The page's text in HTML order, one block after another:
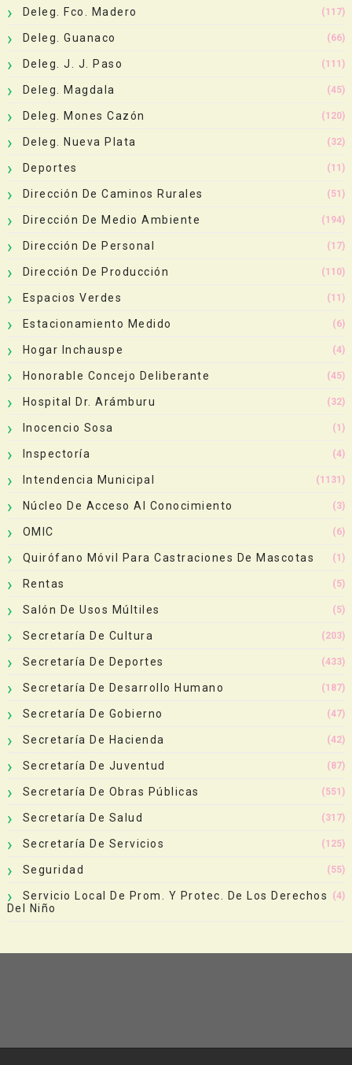
Deleg. Fco. Madero (117)
Deleg. Guanaco (66)
Deleg. J. J. Paso (111)
Deleg. Magdala (45)
Deleg. Mones Cazón (120)
Deleg. Nueva Plata (32)
Deportes (11)
Dirección De Caminos Rurales (51)
Dirección De Medio Ambiente (194)
Dirección De Personal (17)
Dirección De Producción (110)
Espacios Verdes (11)
Estacionamiento Medido (6)
Hogar Inchauspe (4)
Honorable Concejo Deliberante (45)
Hospital Dr. Arámburu (32)
Inocencio Sosa (1)
Inspectoría (4)
Intendencia Municipal (1131)
Núcleo De Acceso Al Conocimiento (3)
OMIC (6)
Quirófano Móvil Para Castraciones De Mascotas (1)
Rentas (5)
Salón De Usos Múltiles (5)
Secretaría De Cultura (203)
Secretaría De Deportes (433)
Secretaría De Desarrollo Humano (187)
Secretaría De Gobierno (47)
Secretaría De Hacienda (42)
Secretaría De Juventud (87)
Secretaría De Obras Públicas (551)
Secretaría De Salud (317)
Secretaría De Servicios (125)
Seguridad (55)
Servicio Local De Prom. Y Protec. De Los Derechos
Del Niño
(4)